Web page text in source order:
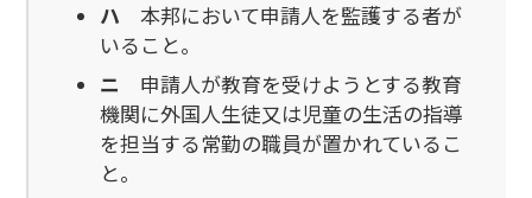
ハ 本邦において申請人を監護する者が
いること。
ニ 申請人が教育を受けようとする教育
機関に外国人生徒又は児童の生活の指導
を担当する常勤の職員が置かれているこ
と。